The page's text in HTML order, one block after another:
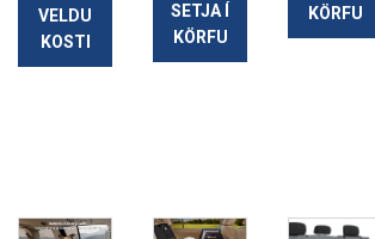
VELDU
KOSTI
SETJA Í
KÖRFU
KÖRFU